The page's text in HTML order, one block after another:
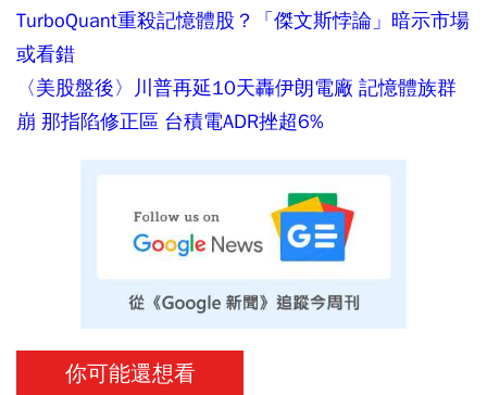
TurboQuant重殺記憶體股？「傑文斯悖論」暗示市場
或看錯
〈美股盤後〉川普再延10天轟伊朗電廠 記憶體族群
崩 那指陷修正區 台積電ADR挫超6%
你可能還想看